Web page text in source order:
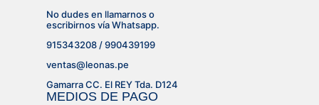
No dudes en llamarnos o
escribirnos vía Whatsapp.
915343208 / 990439199
ventas@leonas.pe
Gamarra CC. El REY Tda. D124
MEDIOS DE PAGO